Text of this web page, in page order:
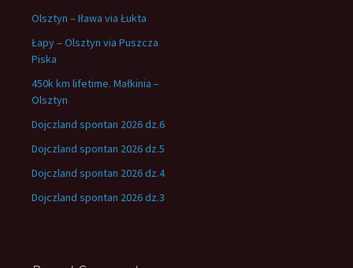
Olsztyn – Iława via Łukta
Łapy – Olsztyn via Puszcza
Piska
450k km lifetime. Małkinia –
Olsztyn
Dojczland spontan 2026 dz.6
Dojczland spontan 2026 dz.5
Dojczland spontan 2026 dz.4
Dojczland spontan 2026 dz.3